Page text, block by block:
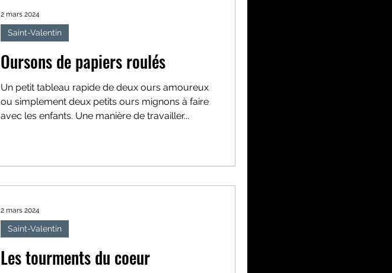
Oursons de papiers roulés
Un petit tableau rapide de deux ours amoureux
ou simplement deux petits ours mignons à faire
avec les enfants. Une manière de travailler...
Saint-Valentin
2 mars 2024
Les tourments du coeur
Saint-Valentin
2 mars 2024